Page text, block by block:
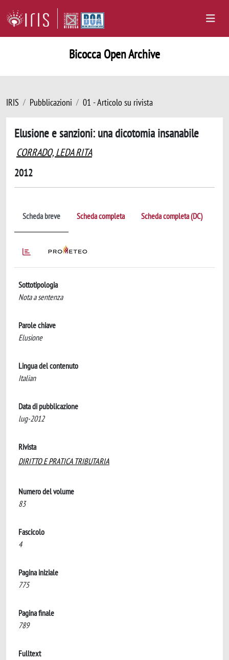
Bicocca Open Archive
IRIS Pubblicazioni 01 - Articolo su rivista
Elusione e sanzioni: una dicotomia insanabile
CORRADO, LEDA RITA
2012
Scheda breve Scheda completa Scheda completa (DC)
Sottotipologia
Nota a sentenza
Parole chiave
Elusione
Lingua del contenuto
Italian
Data di pubblicazione
lug-2012
Rivista
DIRITTO E PRATICA TRIBUTARIA
Numero del volume
83
Fascicolo
4
Pagina iniziale
775
Pagina finale
789
Fulltext